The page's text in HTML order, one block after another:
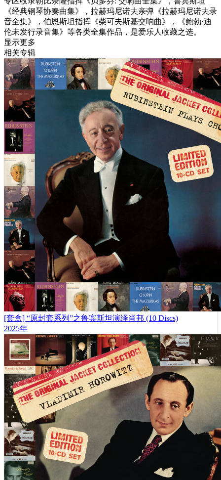
《经典钢琴协奏曲集》，拉赫玛尼诺夫亲弹《拉赫玛尼诺夫录
音全集》，伯恩斯坦指挥《柴可夫斯基交响曲》，《鲍勃·迪
伦未发行录音集》等各类全集作品，是爱乐人收藏之选。
显示更多
相关专辑
[套盒] “原封套系列”之鲁宾斯坦演绎肖邦 (10 Discs)
2025年